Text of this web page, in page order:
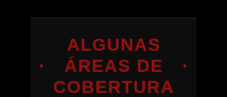
✦
ALGUNAS
ÁREAS DE
COBERTURA
✦